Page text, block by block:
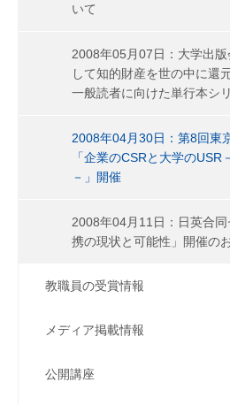
いて
2008年05月07日：大学出
して知的財産を世の中に還
一般読者に向けた単行本シ
2008年04月30日：第8回東
「企業のCSRと大学の
－」開催
2008年04月11日：日英合
携の現状と可能性」開催の
教職員の受賞情報
メディア掲載情報
公開講座